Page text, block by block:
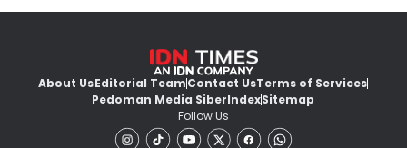
About UsEditorial TeamContact UsTerms of Services
Pedoman Media SiberIndexSitemap
Follow Us